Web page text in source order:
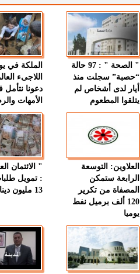
" الصحة " : 97 حالة
“حصبة” سجلت منذ
أيار لدى أشخاص لم
يتلقوا المطعوم
الملكة في
اللاجىء
دعونا نتأمل
الأمهات
العلاوين: التوسعة
الرابعة ستمكن
المصفاة من تكرير
120 ألف برميل نفط
يوميا
" الائتمان
: تمويل
13 مليون دينار